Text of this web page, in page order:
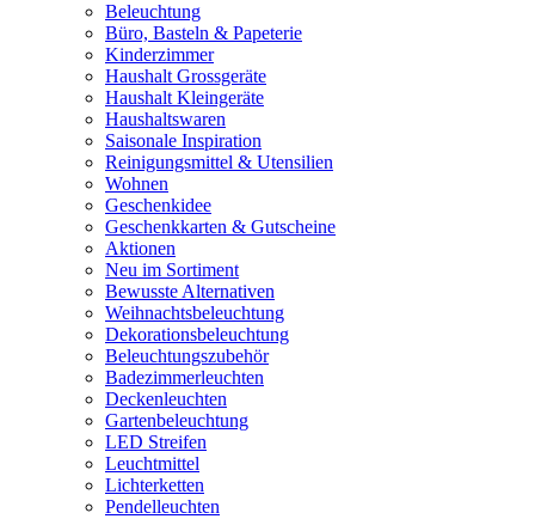
Beleuchtung
Büro, Basteln & Papeterie
Kinderzimmer
Haushalt Grossgeräte
Haushalt Kleingeräte
Haushaltswaren
Saisonale Inspiration
Reinigungsmittel & Utensilien
Wohnen
Geschenkidee
Geschenkkarten & Gutscheine
Aktionen
Neu im Sortiment
Bewusste Alternativen
Weihnachtsbeleuchtung
Dekorationsbeleuchtung
Beleuchtungszubehör
Badezimmerleuchten
Deckenleuchten
Gartenbeleuchtung
LED Streifen
Leuchtmittel
Lichterketten
Pendelleuchten